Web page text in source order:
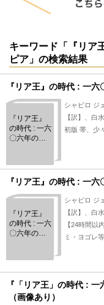
キーワード「『リア
ピア」の検索結果
『リア王』の時代 : 一
『リア王』
の時代 : 一六
〇六年のシ
シャピロ ジ
【訳】、白
初版 帯、少
『リア王』の時代 : 一
『リア王』
の時代 : 一六
〇六年のシ
シャピロ ジ
【訳】、白
【24時間
ミ・ヨゴレ
『「リア王」の時代 :
（画像あり）